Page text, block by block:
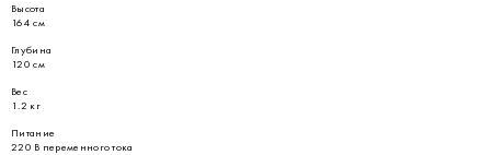
Высота
164 см
Глубина
120 см
Вес
1.2 кг
Питание
220 В переменного тока